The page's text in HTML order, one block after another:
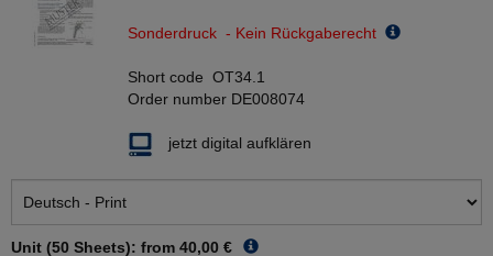
Sonderdruck - Kein Rückgaberecht
Short code OT34.1
Order number DE008074
jetzt digital aufklären
Unit (50 Sheets): from 40,00 €